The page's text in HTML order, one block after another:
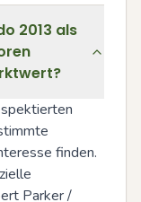
2013 als
finden.
Parker /